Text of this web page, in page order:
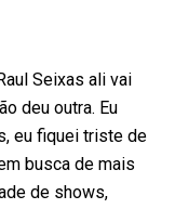
Seixas ali vai
deu outra. Eu
eu fiquei triste de
busca de mais
de shows,